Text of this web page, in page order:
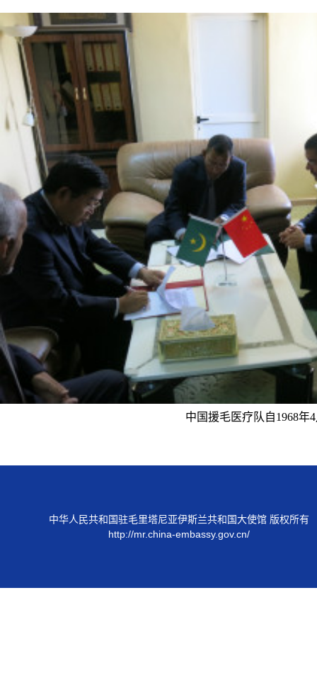
中国援毛医疗队自1968年4
中华人民共和国驻毛里塔尼亚伊斯兰共和国大使馆 版权所有
http://mr.china-embassy.gov.cn/